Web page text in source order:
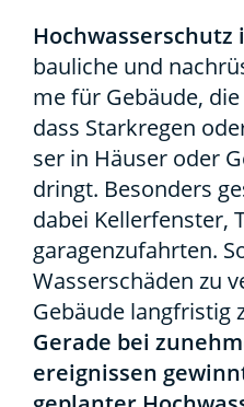
Hoch­was­ser­schutz
bau­li­che und
me für Gebäu­de,
dass Stark­re­gen
ser in Häu­ser oder
dringt. Beson­ders
dabei Kel­ler­fens­ter,
ga­ra­gen­zu­fahr­ten.
Was­ser­schä­den zu
Gebäu­de lang­fris­tig
Gera­de bei
er­eig­nis­sen